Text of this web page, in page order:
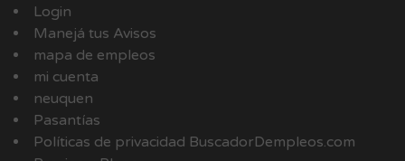
Login
Manejá tus Avisos
mapa de empleos
mi cuenta
neuquen
Pasantías
Políticas de privacidad BuscadorDempleos.com